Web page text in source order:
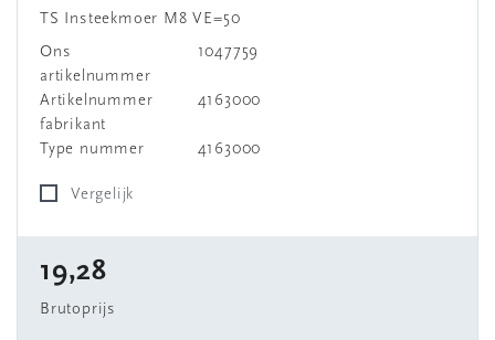
TS Insteekmoer M8 VE=50
Ons
artikelnummer
1047759
Artikelnummer
fabrikant
4163000
Type nummer 4163000
Vergelijk
19,28
Brutoprijs